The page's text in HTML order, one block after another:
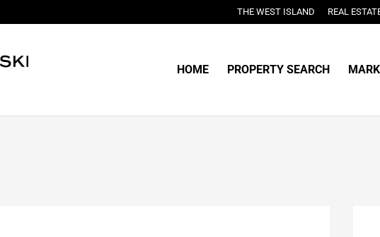
THE WEST ISLAND REAL
HOME PROPERTY SEARCH